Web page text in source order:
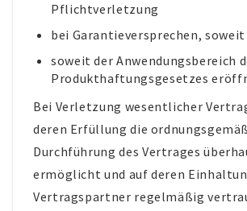
Pflichtverletzung
bei Garantieversprechen,
soweit der Anwendungsbereich
Produkthaftungsgesetzes
Bei Verletzung wesentlicher
deren Erfüllung die
Durchführung des Vertrages
ermöglicht und auf deren
Vertragspartner regelmäßig